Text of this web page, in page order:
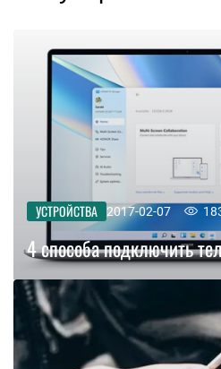
УСТРОЙСТВА 2017-02-07
4 способа подключить